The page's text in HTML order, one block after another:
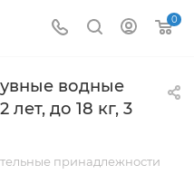
0
водные
до 18 кг, 3
принадлежности